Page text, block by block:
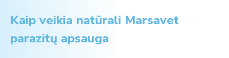
Kaip veikia natūrali Marsavet
parazitų apsauga